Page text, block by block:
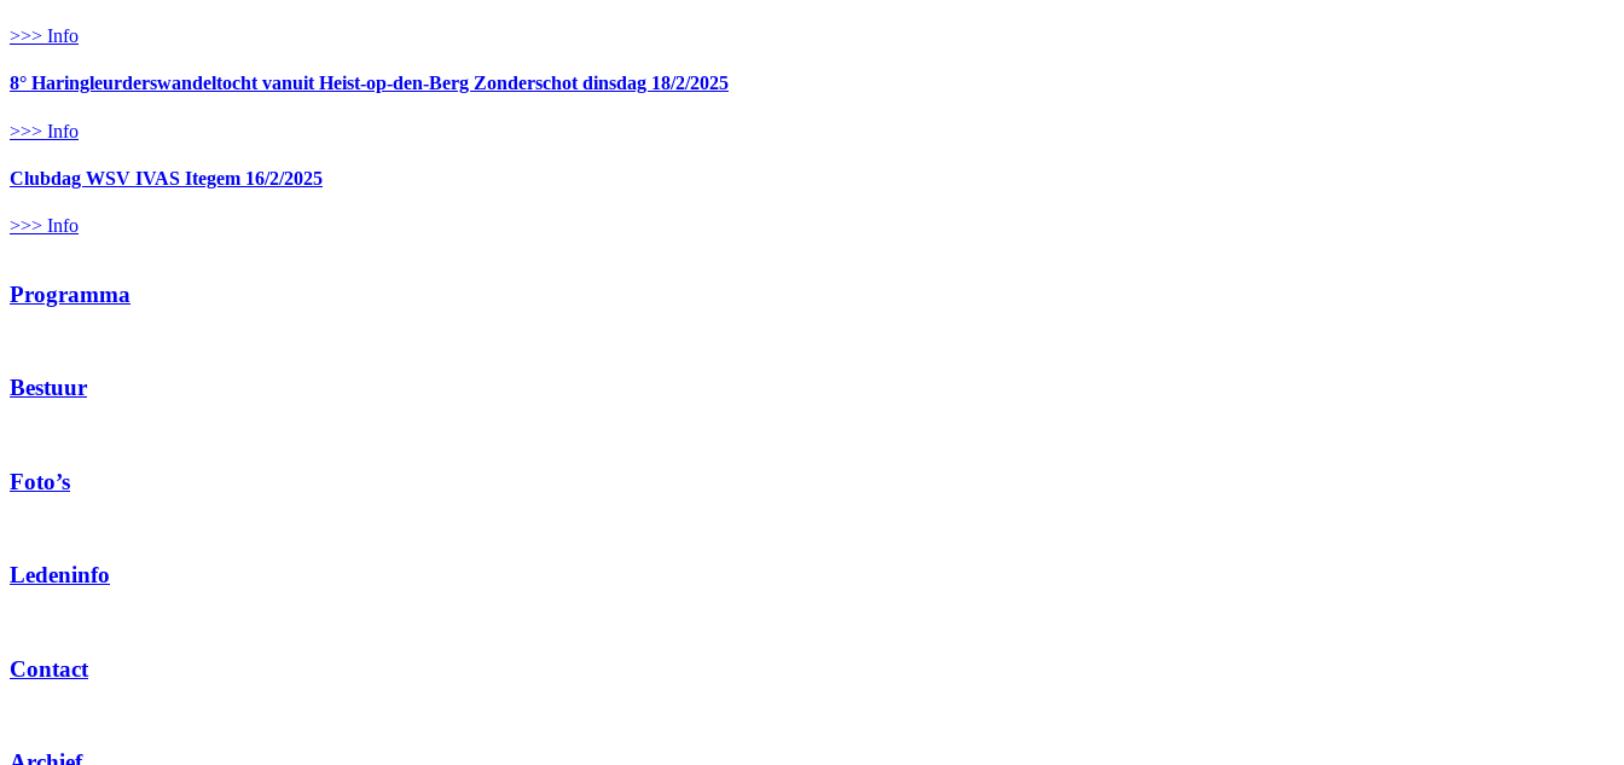
>>> Info
8° Haringleurderswandeltocht vanuit Heist-op-den-Berg Zonderschot dinsdag 18/2/2025
>>> Info
Clubdag WSV IVAS Itegem 16/2/2025
>>> Info
Programma
Bestuur
Foto’s
Ledeninfo
Contact